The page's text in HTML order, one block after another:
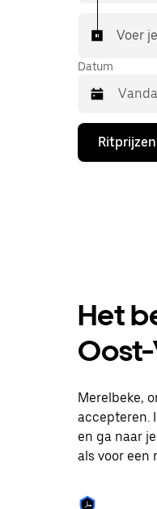
Voer
Datum
Druk
de
datum
te
Druk
om
agenda
te
sluiten.
Het
Merelbeke,
accepteren.
en ga naar
als voor een